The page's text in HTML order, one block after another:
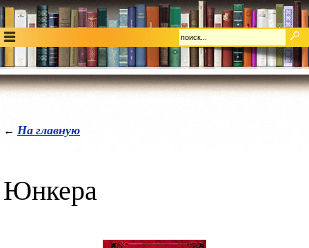
← На главную
Юнкера